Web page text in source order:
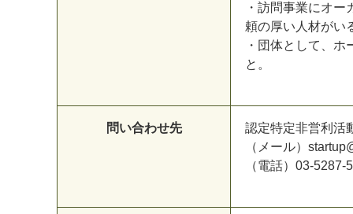
・訪問事業にオ
頼の厚い人材がい
・団体として、
と。
問い合わせ先
認定特定非営利活
（メール）
（電話）03-5287-